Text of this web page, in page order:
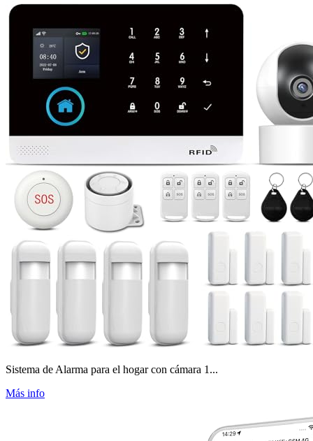
Sistema de Alarma para el hogar con cámara 1...
Más info